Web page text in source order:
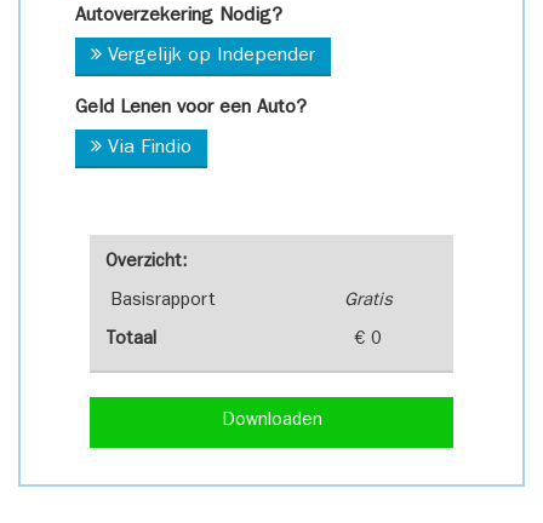
Overzicht:
Basisrapport Gratis
Totaal € 0
Downloaden
Autoverzekering Nodig?
Vergelijk op Independer
Geld Lenen voor een Auto?
Via Findio